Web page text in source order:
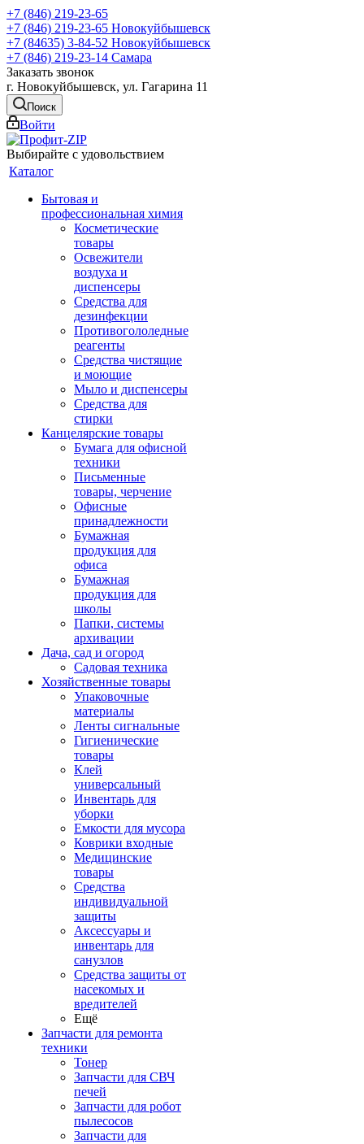
+7 (846) 219-23-65
+7 (846) 219-23-65 Новокуйбышевск
+7 (84635) 3-84-52 Новокуйбышевск
+7 (846) 219-23-14 Самара
Заказать звонок
г. Новокуйбышевск, ул. Гагарина 11
Поиск
Войти
Выбирайте с удовольствием
Каталог
Бытовая и
профессиональная химия
Косметические
товары
Освежители
воздуха и
диспенсеры
Средства для
дезинфекции
Противогололедные
реагенты
Средства чистящие
и моющие
Мыло и диспенсеры
Средства для
стирки
Канцелярские товары
Бумага для офисной
техники
Письменные
товары, черчение
Офисные
принадлежности
Бумажная
продукция для
офиса
Бумажная
продукция для
школы
Папки, системы
архивации
Дача, сад и огород
Садовая техника
Хозяйственные товары
Упаковочные
материалы
Ленты сигнальные
Гигиенические
товары
Клей
универсальный
Инвентарь для
уборки
Емкости для мусора
Коврики входные
Медицинские
товары
Средства
индивидуальной
защиты
Аксессуары и
инвентарь для
санузлов
Средства защиты от
насекомых и
вредителей
Ещё
Запчасти для ремонта
техники
Тонер
Запчасти для СВЧ
печей
Запчасти для робот
пылесосов
Запчасти для